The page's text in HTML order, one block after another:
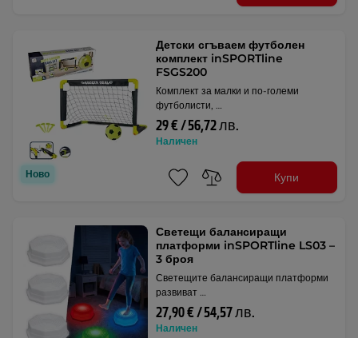
Ново
Детски сгъваем футболен
комплект inSPORTline
FSGS200
Комплект за малки и по-големи
футболисти, …
29 € / 56,72 лв.
Наличен
Купи
Светещи балансиращи
платформи inSPORTline LS03 –
3 броя
Светещите балансиращи платформи
развиват …
27,90 € / 54,57 лв.
Наличен